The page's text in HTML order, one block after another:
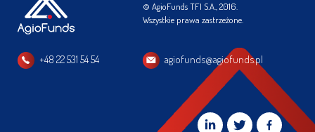
© AgioFunds TFI S.A., 2016.
Wszystkie prawa zastrzeżone.
+48 22 531 54 54 agiofunds@agiofunds.pl